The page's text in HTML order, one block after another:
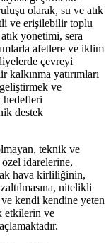
olarak, su ve atık
ve erişilebilir toplu
yönetimi, sera
afetlere ve iklim
çevreyi
yatırımları
ve
hedefleri
destek
teknik ve
idarelerine,
hava kirliliğinin,
nitelikli
ve kendi kendine yeten
etkilerin ve